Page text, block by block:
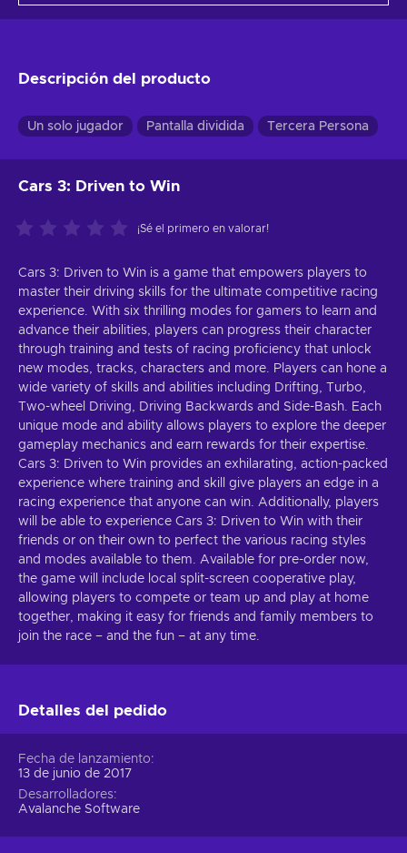
Descripción del producto
Un solo jugador Pantalla dividida Tercera Persona
Cars 3: Driven to Win
¡Sé el primero en valorar!
Cars 3: Driven to Win is a game that empowers players to
master their driving skills for the ultimate competitive racing
experience. With six thrilling modes for gamers to learn and
advance their abilities, players can progress their character
through training and tests of racing proficiency that unlock
new modes, tracks, characters and more. Players can hone a
wide variety of skills and abilities including Drifting, Turbo,
Two-wheel Driving, Driving Backwards and Side-Bash. Each
unique mode and ability allows players to explore the deeper
gameplay mechanics and earn rewards for their expertise.
Cars 3: Driven to Win provides an exhilarating, action-packed
experience where training and skill give players an edge in a
racing experience that anyone can win. Additionally, players
will be able to experience Cars 3: Driven to Win with their
friends or on their own to perfect the various racing styles
and modes available to them. Available for pre-order now,
the game will include local split-screen cooperative play,
allowing players to compete or team up and play at home
together, making it easy for friends and family members to
join the race – and the fun – at any time.
Detalles del pedido
Fecha de lanzamiento
13 de junio de 2017
Desarrolladores
Avalanche Software